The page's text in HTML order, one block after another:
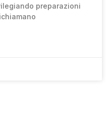
preparazioni